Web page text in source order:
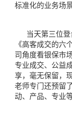
标准化的业务场
当天第三位
《高客成交的六
司角度看银保市
专业成交、公益
享，毫无保留，
老师专门还预留
动、产品、专业